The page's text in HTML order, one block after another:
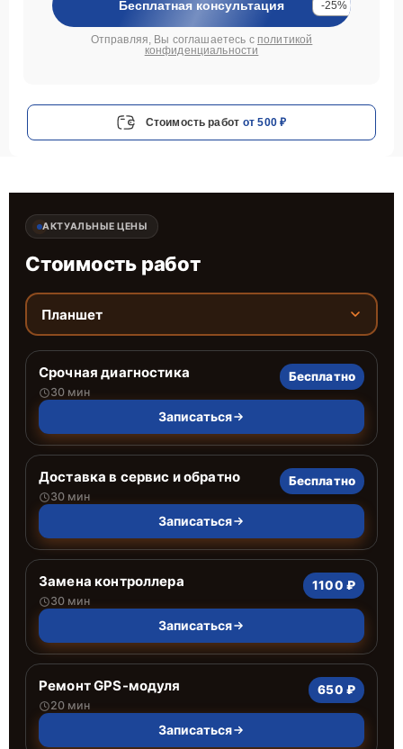
Бесплатная консультация -25%
Отправляя, Вы соглашаетесь с политикой
конфиденциальности
Стоимость работ от 500 ₽
АКТУАЛЬНЫЕ ЦЕНЫ
Стоимость работ
Планшет
Срочная диагностика
30 мин
Бесплатно
Записаться
Доставка в сервис и обратно
30 мин
Бесплатно
Записаться
Замена контроллера
30 мин
1100 ₽
Записаться
Ремонт GPS-модуля
20 мин
650 ₽
Записаться